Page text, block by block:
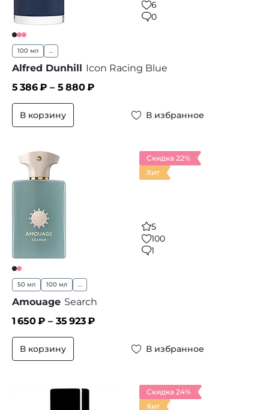
6
0
100 мл ...
Alfred Dunhill Icon Racing Blue
5 386₽ – 5 880₽
В корзину В избранное
Скидка 22%
Хит
5
100
1
50 мл 100 мл ...
Amouage Search
1 650₽ – 35 923₽
В корзину В избранное
Скидка 24%
Хит